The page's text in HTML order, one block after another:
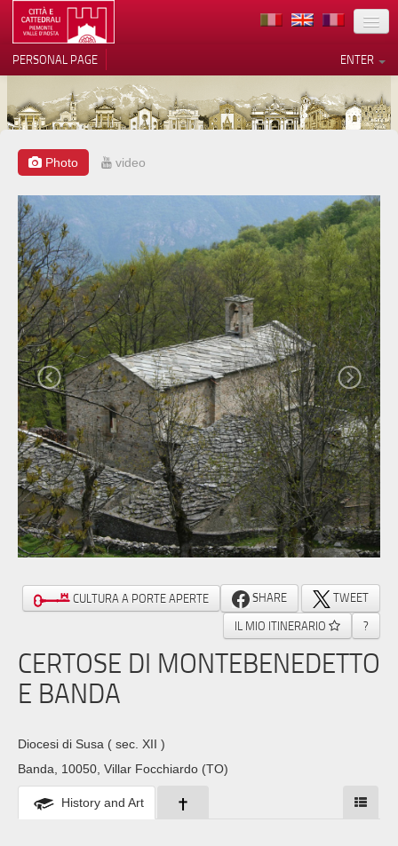
LOCATION
ARCHITECTURE
MUSEUMS
ITINERARIES
EVENTS
HOST
VOLUNTEERS
CONTACTS
PRESS
ENTER
PERSONAL PAGE
Photo video
CULTURA A PORTE APERTE SHARE
TWEET
IL MIO ITINERARIO
?
CERTOSE DI MONTEBENEDETTO
E BANDA
Diocesi di Susa ( sec. XII )
Banda, 10050, Villar Focchiardo (TO)
History and Art
Notice at collection
Your Privacy Choices